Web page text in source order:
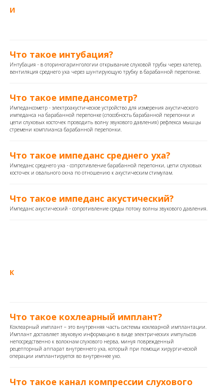
И
Что такое интубация?
Интубация - в оториногарингологии открывание слуховой трубы через катетер,
вентиляция среднего уха через шунтирующую трубку в барабанной перепонке.
Что такое импедансометр?
Импедансометр - электроакустическое устройство для измерения акустического
импеданса на барабанной перепонке (способность барабанной перепонки и
цепи слуховых косточек проводить волну звукового давления) рефлекса мышцы
стремени комплианса барабанной перепонки.
Что такое импеданс среднего уха?
Импеданс среднего уха - сопротивление барабанной перепонки, цепи слуховых
косточек и овального окна по отношению к акустическим стимулам.
Что такое импеданс акустический?
Импеданс акустический - сопротивление среды потоку волны звукового давления.
К
Что такое кохлеарный имплант?
Кохлеарный имплант – это внутренняя часть системы кохлеарной имплантации.
Имплант доставляет звуковую информацию в виде электрических импульсов
непосредственно к волокнам слухового нерва, минуя поврежденный
рецепторный аппарат внутреннего уха, который при помощи хирургической
операции имплантируется во внутреннее ухо.
Что такое канал компрессии слухового